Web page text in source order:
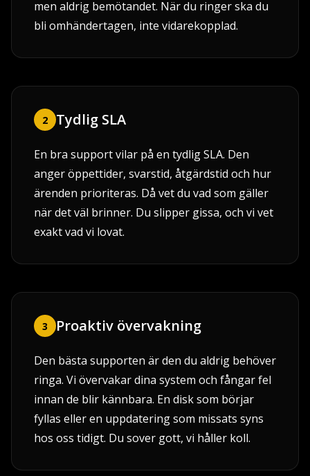
men aldrig bemötandet. När du ringer ska du
bli omhändertagen, inte vidarekopplad.
2 Tydlig SLA
En bra support vilar på en tydlig SLA. Den
anger öppettider, svarstid, åtgärdstid och hur
ärenden prioriteras. Då vet du vad som gäller
när det väl brinner. Du slipper gissa, och vi vet
exakt vad vi lovat.
3 Proaktiv övervakning
Den bästa supporten är den du aldrig behöver
ringa. Vi övervakar dina system och fångar fel
innan de blir kännbara. En disk som börjar
fyllas eller en uppdatering som missats syns
hos oss tidigt. Du sover gott, vi håller koll.